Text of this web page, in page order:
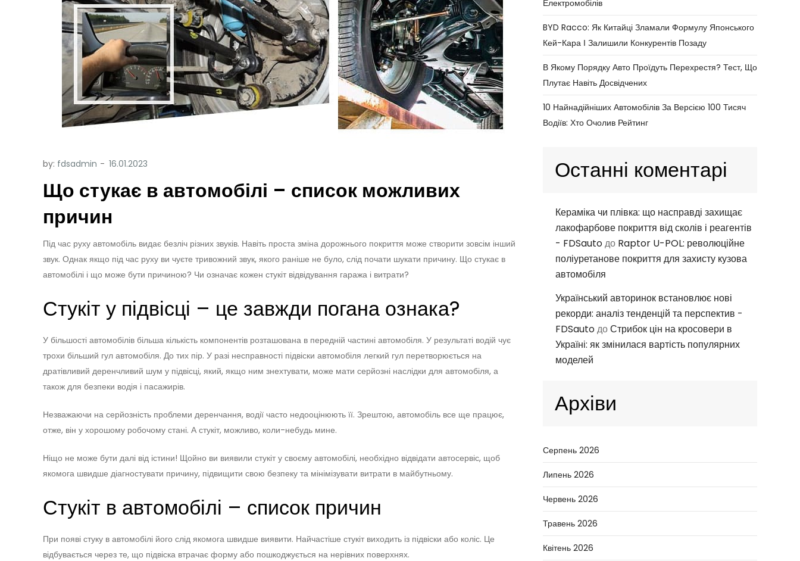
by: fdsadmin
Що стукає в автомобілі – список можливих
причин
Під час руху автомобіль видає безліч різних звуків. Навіть проста зміна дорожнього покриття може створити зовсім інший
звук. Однак якщо під час руху ви чуєте тривожний звук, якого раніше не було, слід почати шукати причину. Що стукає в
автомобілі і що може бути причиною? Чи означає кожен стукіт відвідування гаража і витрати?
Стукіт у підвісці – це завжди погана ознака?
У більшості автомобілів більша кількість компонентів розташована в передній частині автомобіля. У результаті водій чує
трохи більший гул автомобіля. До тих пір. У разі несправності підвіски автомобіля легкий гул перетворюється на
дратівливий деренчливий шум у підвісці, який, якщо ним знехтувати, може мати серйозні наслідки для автомобіля, а
також для безпеки водія і пасажирів.
Незважаючи на серйозність проблеми деренчання, водії часто недооцінюють її. Зрештою, автомобіль все ще працює,
отже, він у хорошому робочому стані. А стукіт, можливо, коли-небудь мине.
Ніщо не може бути далі від істини! Щойно ви виявили стукіт у своєму автомобілі, необхідно відвідати автосервіс, щоб
якомога швидше діагностувати причину, підвищити свою безпеку та мінімізувати витрати в майбутньому.
Стукіт в автомобілі – список причин
При появі стуку в автомобілі його слід якомога швидше виявити. Найчастіше стукіт виходить із підвіски або коліс. Це
відбувається через те, що підвіска втрачає форму або пошкоджується на нерівних поверхнях.
Електромобілів
BYD Racco: Як Китайці Зламали Формулу Японського
Кей-Кара І Залишили Конкурентів Позаду
В Якому Порядку Авто Проїдуть Перехрестя? Тест, Що
Плутає Навіть Досвідчених
10 Найнадійніших Автомобілів За Версією 100 Тисяч
Водіїв: Хто Очолив Рейтинг
Останні коментарі
Кераміка чи плівка: що насправді захищає
лакофарбове покриття від сколів і реагентів
- FDSautoдо Raptor U-POL: революційне
поліуретанове покриття для захисту кузова
автомобіля
Український авторинок встановлює нові
рекорди: аналіз тенденцій та перспектив -
FDSautoдоСтрибок цін на кросовери в
Україні: як змінилася вартість популярних
моделей
Архіви
Серпень 2026
Липень 2026
Червень 2026
Травень 2026
Квітень 2026